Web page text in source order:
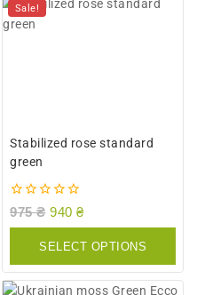
Sale!
Stabilized rose standard
green
0
975₴ 940 ₴
SELECT OPTIONS